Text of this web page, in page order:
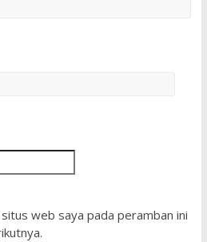
web saya pada peramban ini